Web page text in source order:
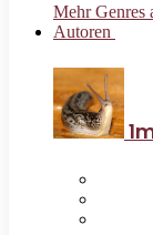
Mehr Genres
Autoren